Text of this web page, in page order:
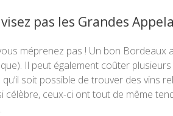
pas les Grandes
méprenez pas ! Un bon Bordeaux
Il peut également coûter
qu’il soit possible de trouver des vins
célèbre, ceux-ci ont tout de même